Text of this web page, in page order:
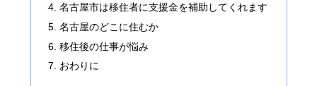
名古屋市は移住者に支援金を補助してくれます
名古屋のどこに住むか
移住後の仕事が悩み
おわりに